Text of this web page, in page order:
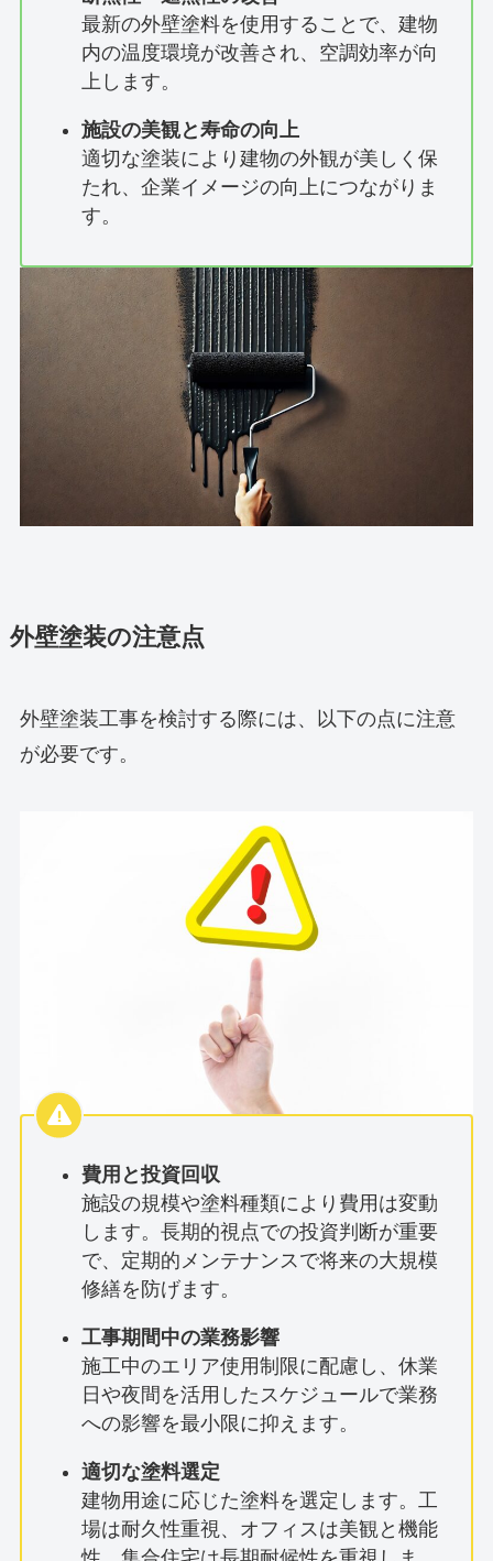
最新の外壁塗料を使用することで、建物
内の温度環境が改善され、空調効率が向
上します。
施設の美観と寿命の向上
適切な塗装により建物の外観が美しく保
たれ、企業イメージの向上につながりま
す。
外壁塗装の注意点
外壁塗装工事を検討する際には、以下の点に注意
が必要です。
費用と投資回収
施設の規模や塗料種類により費用は変動
します。長期的視点での投資判断が重要
で、定期的メンテナンスで将来の大規模
修繕を防げます。
工事期間中の業務影響
施工中のエリア使用制限に配慮し、休業
日や夜間を活用したスケジュールで業務
への影響を最小限に抑えます。
適切な塗料選定
建物用途に応じた塗料を選定します。工
場は耐久性重視、オフィスは美観と機能